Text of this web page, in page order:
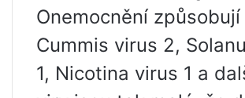
Onemocnění způsobují
Cummis virus 2,
1, Nicotina virus 1 a